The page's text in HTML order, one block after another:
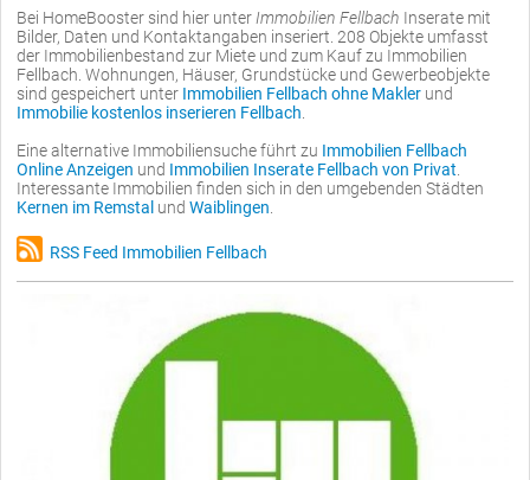
Bei HomeBooster sind hier unter Immobilien Fellbach Inserate mit
Bilder, Daten und Kontaktangaben inseriert. 208 Objekte umfasst
der Immobilienbestand zur Miete und zum Kauf zu Immobilien
Fellbach. Wohnungen, Häuser, Grundstücke und Gewerbeobjekte
sind gespeichert unter Immobilien Fellbach ohne Makler und
Immobilie kostenlos inserieren Fellbach
Eine alternative Immobiliensuche führt zu Immobilien Fellbach
Online Anzeigen und Immobilien Inserate Fellbach von Privat
Interessante Immobilien finden sich in den umgebenden Städten
Kernen im Remstal und Waiblingen
RSS Feed Immobilien Fellbach